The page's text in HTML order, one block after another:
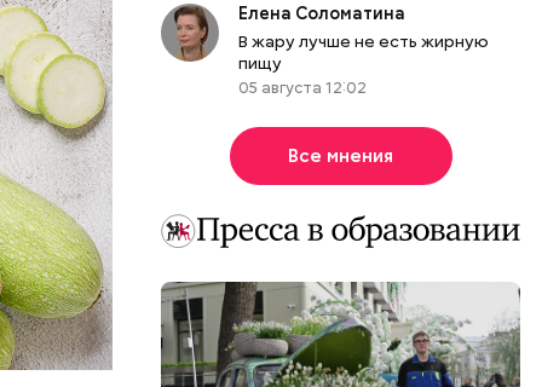
Елена Соломатина
В жару лучше не есть жирную
пищу
05 августа 12:02
Все мнения